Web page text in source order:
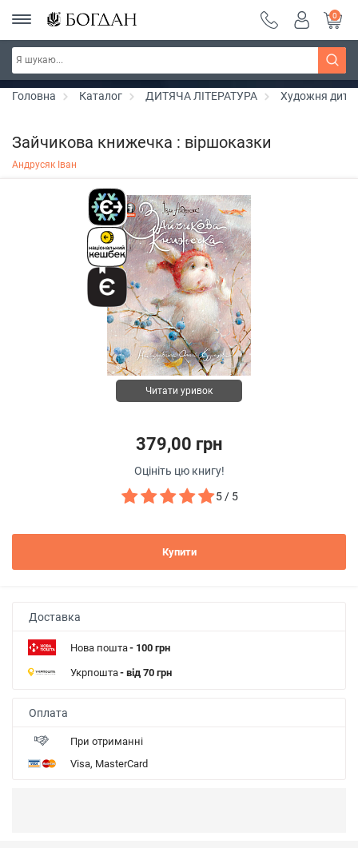
РОЗПРОДАЖ ~ 150 грн ~ 200 грн ~ 250 грн ~
300 грн ~ РОЗПРОДАЖ
Дізнатись більше
0
Головна Каталог ДИТЯЧА ЛІТЕРАТУРА Художня
Зайчикова книжечка : віршоказки
Андрусяк Іван
Читати уривок
379,00 грн
Оцініть цю книгу!
5 / 5
Купити
Доставка
Нова пошта- 100 грн
Укрпошта- від 70 грн
Оплата
При отриманні
Visa, MasterCard